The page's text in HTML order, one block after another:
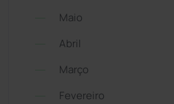
Maio
Abril
Março
Fevereiro